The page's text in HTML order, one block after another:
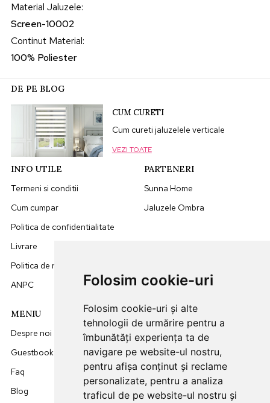
Folosim cookie-uri
Folosim cookie-uri și alte
tehnologii de urmărire pentru a
îmbunătăți experiența ta de
navigare pe website-ul nostru,
pentru afișa conținut și reclame
personalizate, pentru a analiza
traficul de pe website-ul nostru și
Material Jaluzele:
Screen-10002
Continut Material:
100% Poliester
DE PE BLOG
CUM CURETI
Cum cureti jaluzelele verticale
VEZI TOATE
INFO UTILE
Termeni si conditii
Cum cumpar
Politica de confidentialitate
Livrare
Politica de retur
ANPC
PARTENERI
Sunna Home
Jaluzele Ombra
MENIU
Despre noi
Guestbook
Faq
Blog
DATE CONTACT
0749512455
office@sunna.ro
L-V: 09:00 - 18:00